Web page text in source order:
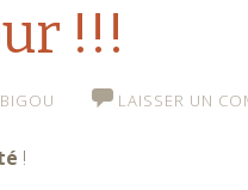
!!!
LAISSER UN
!